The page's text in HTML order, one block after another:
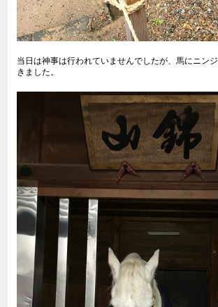
当日は神事は行われていませんでしたが、馬にニン
きました。